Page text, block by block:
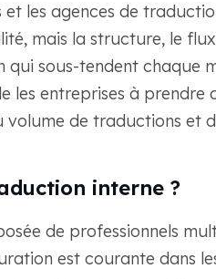
les agences de
mais la structure, le
sous-tendent chaque
les entreprises à prendre
de traductions et
interne ?
de professionnels
est courante dans